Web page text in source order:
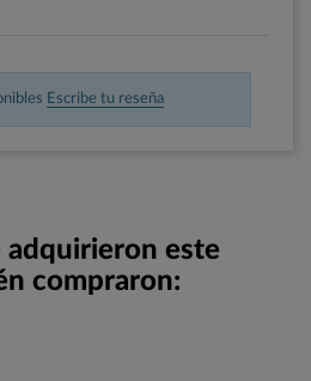
Escribe tu reseña
adquirieron este
compraron: